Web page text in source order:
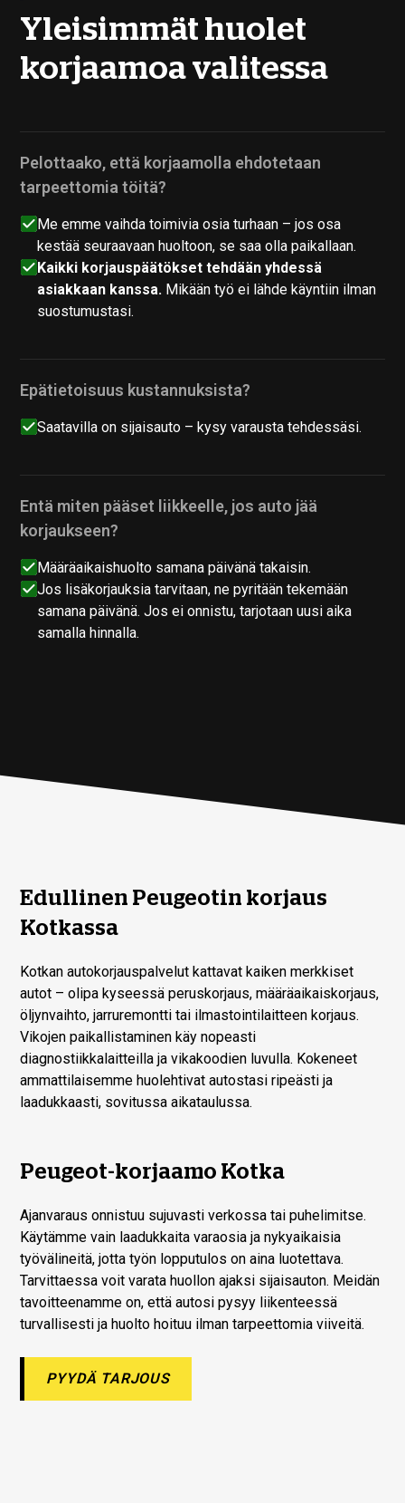
Yleisimmät huolet
korjaamoa valitessa
Pelottaako, että korjaamolla ehdotetaan
tarpeettomia töitä?
Me emme vaihda toimivia osia turhaan – jos osa
kestää seuraavaan huoltoon, se saa olla paikallaan.
Kaikki korjauspäätökset tehdään yhdessä
asiakkaan kanssa. Mikään työ ei lähde käyntiin ilman
suostumustasi.
Epätietoisuus kustannuksista?
Saatavilla on sijaisauto – kysy varausta tehdessäsi.
Entä miten pääset liikkeelle, jos auto jää
korjaukseen?
Määräaikaishuolto samana päivänä takaisin.
Jos lisäkorjauksia tarvitaan, ne pyritään tekemään
samana päivänä. Jos ei onnistu, tarjotaan uusi aika
samalla hinnalla.
Edullinen Peugeotin korjaus
Kotkassa
Kotkan autokorjauspalvelut kattavat kaiken merkkiset
autot – olipa kyseessä peruskorjaus, määräaikaiskorjaus,
öljynvaihto, jarruremontti tai ilmastointilaitteen korjaus.
Vikojen paikallistaminen käy nopeasti
diagnostiikkalaitteilla ja vikakoodien luvulla. Kokeneet
ammattilaisemme huolehtivat autostasi ripeästi ja
laadukkaasti, sovitussa aikataulussa.
Peugeot-korjaamo Kotka
Ajanvaraus onnistuu sujuvasti verkossa tai puhelimitse.
Käytämme vain laadukkaita varaosia ja nykyaikaisia
työvälineitä, jotta työn lopputulos on aina luotettava.
Tarvittaessa voit varata huollon ajaksi sijaisauton. Meidän
tavoitteenamme on, että autosi pysyy liikenteessä
turvallisesti ja huolto hoituu ilman tarpeettomia viiveitä.
PYYDÄ TARJOUS